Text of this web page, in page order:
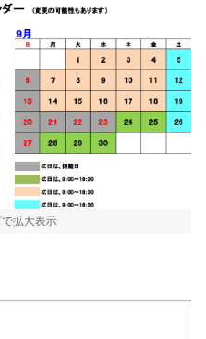
拡大表示